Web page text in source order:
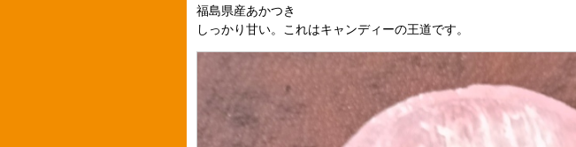
福島県産あかつき
しっかり甘い。これはキャンディーの王道です。